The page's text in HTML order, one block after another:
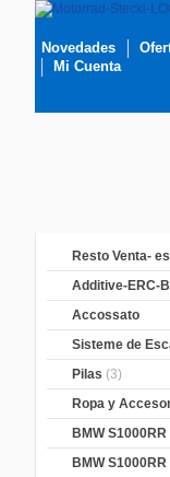
Novedades
Mi Cuenta
Resto Venta-
Additive-ERC-
Accossato
Sisteme de
Pilas (3)
Ropa y
BMW
BMW